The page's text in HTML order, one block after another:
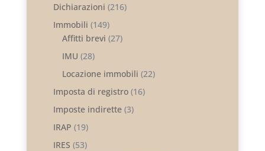
Dichiarazioni (216)
Immobili (149)
Affitti brevi (27)
IMU (28)
Locazione immobili (22)
Imposta di registro(16)
Imposte indirette(3)
IRAP (19)
IRES (53)